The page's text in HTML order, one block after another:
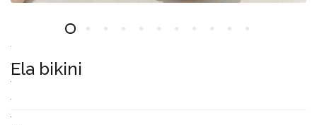
Ela bikini